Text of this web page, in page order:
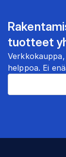
tuotteet
helppoa. Ei